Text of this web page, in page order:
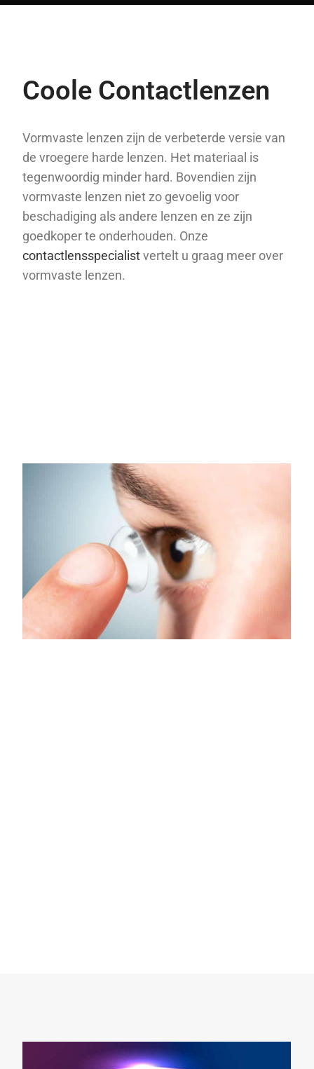
Coole Contactlenzen
Vormvaste lenzen zijn de verbeterde versie van
de vroegere harde lenzen. Het materiaal is
tegenwoordig minder hard. Bovendien zijn
vormvaste lenzen niet zo gevoelig voor
beschadiging als andere lenzen en ze zijn
goedkoper te onderhouden. Onze
contactlensspecialistvertelt u graag meer over
vormvaste lenzen.